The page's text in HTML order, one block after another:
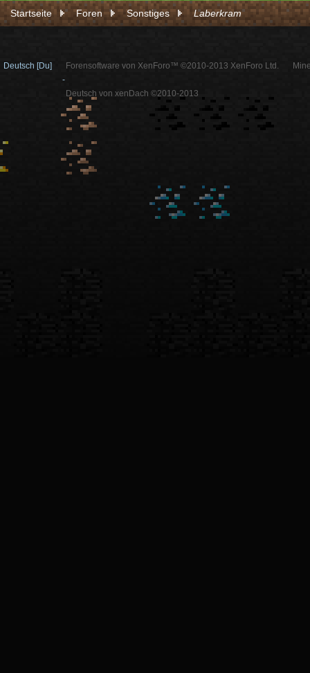
Startseite Foren Sonstiges Laberkram
Deutsch [Du]
Forensoftware von XenForo™ ©2010-2013 XenForo Ltd.
-
Deutsch von xenDach ©2010-2013